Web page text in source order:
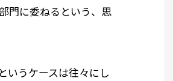
門に委ねるという、思
いうケースは往々にし